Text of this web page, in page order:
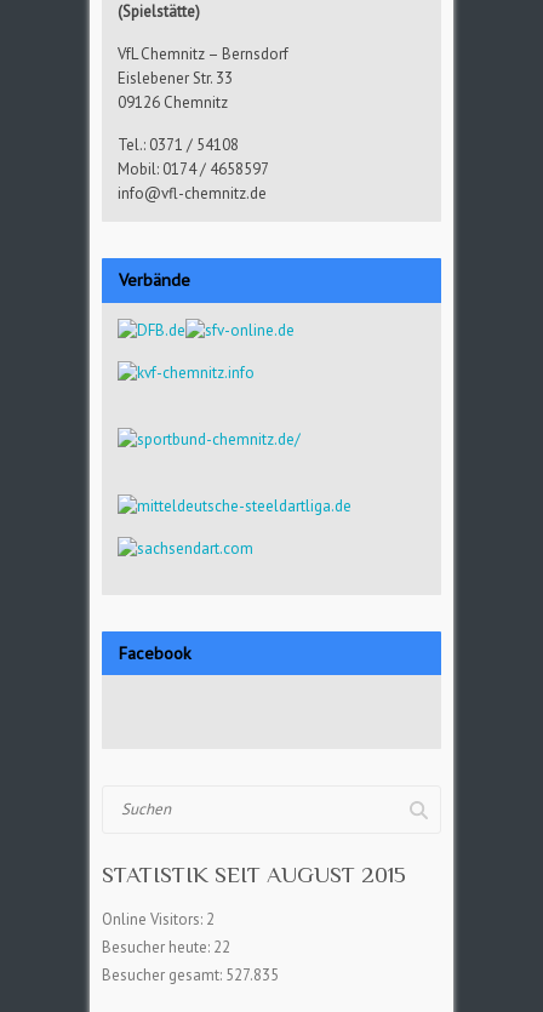
(Spielstätte)
VfL Chemnitz – Bernsdorf
Eislebener Str. 33
09126 Chemnitz
Tel.: 0371 / 54108
Mobil: 0174 / 4658597
info@vfl-chemnitz.de
Verbände
Facebook
STATISTIK SEIT AUGUST 2015
Online Visitors: 2
Besucher heute: 22
Besucher gesamt: 527.835